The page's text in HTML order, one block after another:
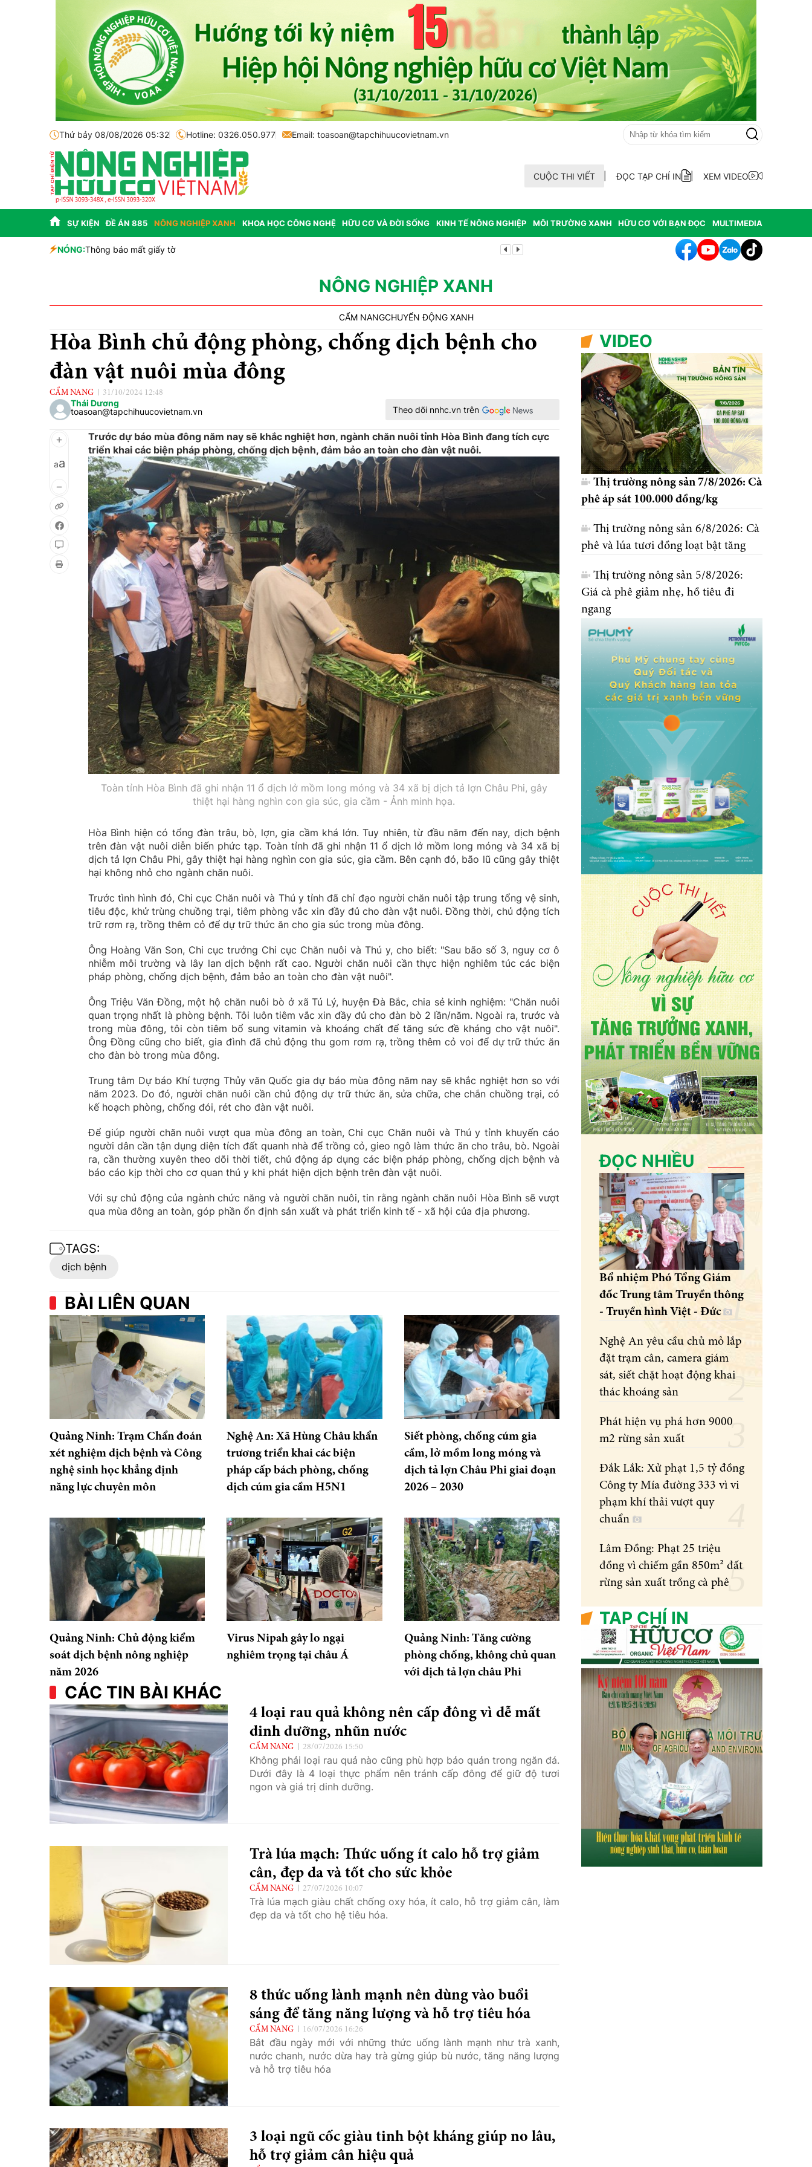
Thứ bảy 08/08/2026 05:32 Hotline: 0326.050.977 Email: toasoan@tapchihuucovietnam.vn
CUỘC THI VIẾT ĐỌC TẠP CHÍ IN XEM VIDEO
SỰ KIỆN ĐỀ ÁN 885 NÔNG NGHIỆP XANH KHOA HỌC CÔNG NGHỆ HỮU CƠ VÀ ĐỜI SỐNG KINH TẾ NÔNG NGHIỆP MÔI TRƯỜNG XANH HỮU CƠ VỚI BẠN ĐỌC MULTIMEDIA
NÓNG:Thông báo mất giấy tờ Lâm Đồng: Không hợp thức hóa diện tích đất vi phạm có nguồn gốc từ phá rừng
NÔNG NGHIỆP XANH
CẨM NANGCHUYỂN ĐỘNG XANH
Hòa Bình chủ động phòng, chống dịch bệnh cho
đàn vật nuôi mùa đông
CẨM NANG 31/10/2024 12:48
Thái Dương
toasoan@tapchihuucovietnam.vn
Theo dõi nnhc.vn trên
aa
Trước dự báo mùa đông năm nay sẽ khắc nghiệt hơn, ngành chăn nuôi tỉnh Hòa Bình đang tích cực
triển khai các biện pháp phòng, chống dịch bệnh, đảm bảo an toàn cho đàn vật nuôi.
Toàn tỉnh Hòa Bình đã ghi nhận 11 ổ dịch lở mồm long móng và 34 xã bị dịch tả lợn Châu Phi, gây
thiệt hại hàng nghìn con gia súc, gia cầm - Ảnh minh họa.
Hòa Bình hiện có tổng đàn trâu, bò, lợn, gia cầm khá lớn. Tuy nhiên, từ đầu năm đến nay, dịch bệnh
trên đàn vật nuôi diễn biến phức tạp. Toàn tỉnh đã ghi nhận 11 ổ dịch lở mồm long móng và 34 xã bị
dịch tả lợn Châu Phi, gây thiệt hại hàng nghìn con gia súc, gia cầm. Bên cạnh đó, bão lũ cũng gây thiệt
hại không nhỏ cho ngành chăn nuôi.
Trước tình hình đó, Chi cục Chăn nuôi và Thú y tỉnh đã chỉ đạo người chăn nuôi tập trung tổng vệ sinh,
tiêu độc, khử trùng chuồng trại, tiêm phòng vắc xin đầy đủ cho đàn vật nuôi. Đồng thời, chủ động tích
trữ rơm rạ, trồng thêm cỏ để dự trữ thức ăn cho gia súc trong mùa đông.
Ông Hoàng Văn Son, Chi cục trưởng Chi cục Chăn nuôi và Thú y, cho biết: "Sau bão số 3, nguy cơ ô
nhiễm môi trường và lây lan dịch bệnh rất cao. Người chăn nuôi cần thực hiện nghiêm túc các biện
pháp phòng, chống dịch bệnh, đảm bảo an toàn cho đàn vật nuôi".
Ông Triệu Văn Đồng, một hộ chăn nuôi bò ở xã Tú Lý, huyện Đà Bắc, chia sẻ kinh nghiệm: "Chăn nuôi
quan trọng nhất là phòng bệnh. Tôi luôn tiêm vắc xin đầy đủ cho đàn bò 2 lần/năm. Ngoài ra, trước và
trong mùa đông, tôi còn tiêm bổ sung vitamin và khoáng chất để tăng sức đề kháng cho vật nuôi".
Ông Đồng cũng cho biết, gia đình đã chủ động thu gom rơm rạ, trồng thêm cỏ voi để dự trữ thức ăn
cho đàn bò trong mùa đông.
Trung tâm Dự báo Khí tượng Thủy văn Quốc gia dự báo mùa đông năm nay sẽ khắc nghiệt hơn so với
năm 2023. Do đó, người chăn nuôi cần chủ động dự trữ thức ăn, sửa chữa, che chắn chuồng trại, có
kế hoạch phòng, chống đói, rét cho đàn vật nuôi.
Để giúp người chăn nuôi vượt qua mùa đông an toàn, Chi cục Chăn nuôi và Thú y tỉnh khuyến cáo
người dân cần tận dụng diện tích đất quanh nhà để trồng cỏ, gieo ngô làm thức ăn cho trâu, bò. Ngoài
ra, cần thường xuyên theo dõi thời tiết, chủ động áp dụng các biện pháp phòng, chống dịch bệnh và
báo cáo kịp thời cho cơ quan thú y khi phát hiện dịch bệnh trên đàn vật nuôi.
Với sự chủ động của ngành chức năng và người chăn nuôi, tin rằng ngành chăn nuôi Hòa Bình sẽ vượt
qua mùa đông an toàn, góp phần ổn định sản xuất và phát triển kinh tế - xã hội của địa phương.
TAGS:
dịch bệnh
BÀI LIÊN QUAN
Quảng Ninh: Trạm Chẩn đoán
xét nghiệm dịch bệnh và Công
nghệ sinh học khẳng định
năng lực chuyên môn
Nghệ An: Xã Hùng Châu khẩn
trương triển khai các biện
pháp cấp bách phòng, chống
dịch cúm gia cầm H5N1
Siết phòng, chống cúm gia
cầm, lở mồm long móng và
dịch tả lợn Châu Phi giai đoạn
2026 – 2030
Quảng Ninh: Chủ động kiểm
soát dịch bệnh nông nghiệp
năm 2026
Virus Nipah gây lo ngại
nghiêm trọng tại châu Á
Quảng Ninh: Tăng cường
phòng chống, không chủ quan
với dịch tả lợn châu Phi
CÁC TIN BÀI KHÁC
4 loại rau quả không nên cấp đông vì dễ mất
dinh dưỡng, nhũn nước
CẨM NANG 28/07/2026 15:50
Không phải loại rau quả nào cũng phù hợp bảo quản trong ngăn đá.
Dưới đây là 4 loại thực phẩm nên tránh cấp đông để giữ độ tươi
ngon và giá trị dinh dưỡng.
Trà lúa mạch: Thức uống ít calo hỗ trợ giảm
cân, đẹp da và tốt cho sức khỏe
CẨM NANG 27/07/2026 10:07
Trà lúa mạch giàu chất chống oxy hóa, ít calo, hỗ trợ giảm cân, làm
đẹp da và tốt cho hệ tiêu hóa.
8 thức uống lành mạnh nên dùng vào buổi
sáng để tăng năng lượng và hỗ trợ tiêu hóa
CẨM NANG 16/07/2026 16:26
Bắt đầu ngày mới với những thức uống lành mạnh như trà xanh,
nước chanh, nước dừa hay trà gừng giúp bù nước, tăng năng lượng
và hỗ trợ tiêu hóa
3 loại ngũ cốc giàu tinh bột kháng giúp no lâu,
hỗ trợ giảm cân hiệu quả
VIDEO
Thị trường nông sản 7/8/2026: Cà
phê áp sát 100.000 đồng/kg
Thị trường nông sản 6/8/2026: Cà
phê và lúa tươi đồng loạt bật tăng
Thị trường nông sản 5/8/2026:
Giá cà phê giảm nhẹ, hồ tiêu đi
ngang
ĐỌC NHIỀU
Bổ nhiệm Phó Tổng Giám
đốc Trung tâm Truyền thông
- Truyền hình Việt - Đức
Nghệ An yêu cầu chủ mỏ lắp
đặt trạm cân, camera giám
sát, siết chặt hoạt động khai
thác khoáng sản
Phát hiện vụ phá hơn 9000
m2 rừng sản xuất
Đắk Lắk: Xử phạt 1,5 tỷ đồng
Công ty Mía đường 333 vì vi
phạm khí thải vượt quy
chuẩn
Lâm Đồng: Phạt 25 triệu
đồng vì chiếm gần 850m² đất
rừng sản xuất trồng cà phê
TẠP CHÍ IN